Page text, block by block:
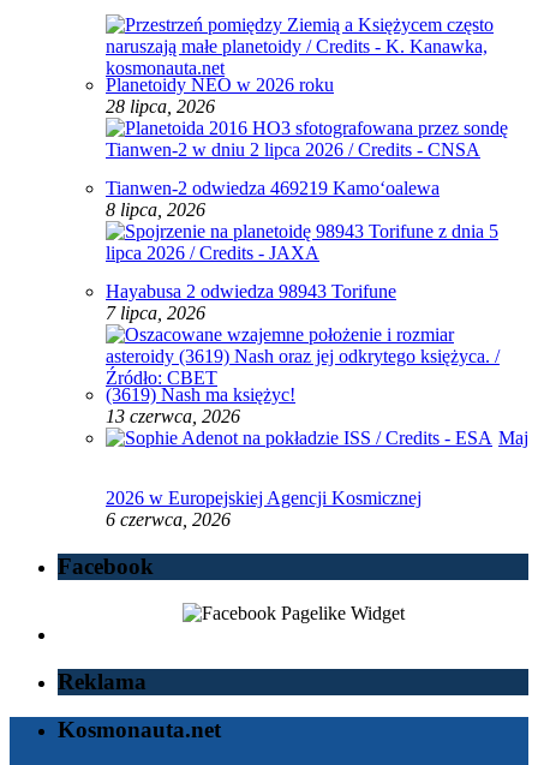
Planetoidy NEO w 2026 roku
28 lipca, 2026
Tianwen-2 odwiedza 469219 Kamoʻoalewa
8 lipca, 2026
Hayabusa 2 odwiedza 98943 Torifune
7 lipca, 2026
(3619) Nash ma księżyc!
13 czerwca, 2026
Maj
2026 w Europejskiej Agencji Kosmicznej
6 czerwca, 2026
Facebook
Reklama
Kosmonauta.net